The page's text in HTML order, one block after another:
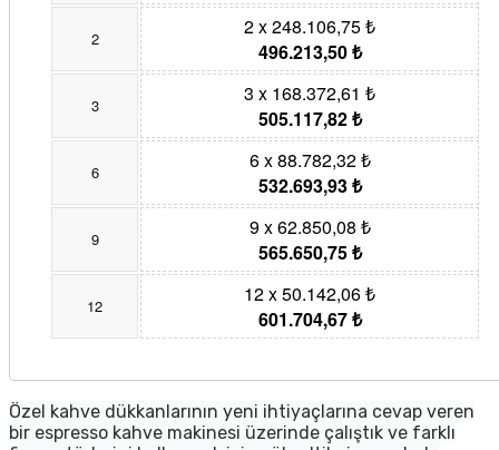
2
2 x 248.106,75 ₺
496.213,50 ₺
3
3 x 168.372,61 ₺
505.117,82 ₺
6
6 x 88.782,32 ₺
532.693,93 ₺
9
9 x 62.850,08 ₺
565.650,75 ₺
12
12 x 50.142,06 ₺
601.704,67 ₺
Özel kahve dükkanlarının yeni ihtiyaçlarına cevap veren
bir espresso kahve makinesi üzerinde çalıştık ve farklı